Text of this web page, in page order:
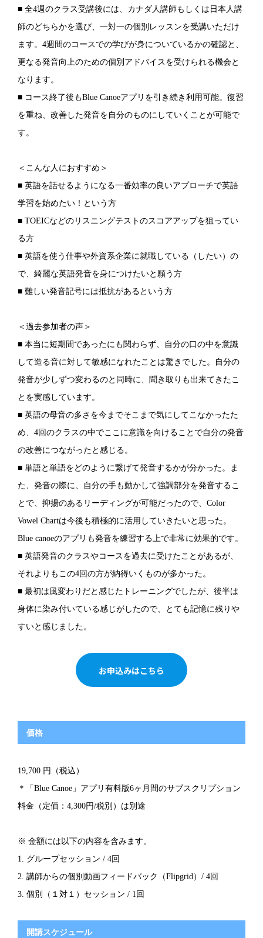
■ 全4週のクラス受講後には、カナダ人講師もしくは日本人講
師のどちらかを選び、一対一の個別レッスンを受講いただけ
ます。4週間のコースでの学びが身についているかの確認と、
更なる発音向上のための個別アドバイスを受けられる機会と
なります。
■ コース終了後もBlue Canoeアプリを引き続き利用可能。復習
を重ね、改善した発音を自分のものにしていくことが可能で
す。
＜こんな人におすすめ＞
■ 英語を話せるようになる一番効率の良いアプローチで英語
学習を始めたい！という方
■ TOEICなどのリスニングテストのスコアアップを狙ってい
る方
■ 英語を使う仕事や外資系企業に就職している（したい）の
で、綺麗な英語発音を身につけたいと願う方
■ 難しい発音記号には抵抗があるという方
＜過去参加者の声＞
■ 本当に短期間であったにも関わらず、自分の口の中を意識
して造る音に対して敏感になれたことは驚きでした。自分の
発音が少しずつ変わるのと同時に、聞き取りも出来てきたこ
とを実感しています。
■ 英語の母音の多さを今までそこまで気にしてこなかったた
め、4回のクラスの中でここに意識を向けることで自分の発音
の改善につながったと感じる。
■ 単語と単語をどのように繋げて発音するかが分かった。ま
た、発音の際に、自分の手も動かして強調部分を発音するこ
とで、抑揚のあるリーディングが可能だったので、Color
Vowel Chartは今後も積極的に活用していきたいと思った。
Blue canoeのアプリも発音を練習する上で非常に効果的です。
■ 英語発音のクラスやコースを過去に受けたことがあるが、
それよりもこの4回の方が納得いくものが多かった。
■ 最初は風変わりだと感じたトレーニングでしたが、後半は
身体に染み付いている感じがしたので、とても記憶に残りや
すいと感じました。
お申込みはこちら
価格
19,700 円（税込）
＊「Blue Canoe」アプリ有料版6ヶ月間のサブスクリプション
料金（定価：4,300円/税別）は別途
※ 金額には以下の内容を含みます。
1. グループセッション / 4回
2. 講師からの個別動画フィードバック（Flipgrid）/ 4回
3. 個別（１対１）セッション / 1回
開講スケジュール